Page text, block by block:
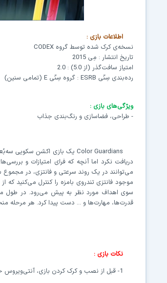
اطلاعات بازی :
نسخه‌ی کرک شده توسط گروه CODEX
تاریخ انتشار : مِی 2015
امتیاز سافت‌گذر (از 5.0) : 2.0
رده‌بندی سِنّی ESRB : گروه سِنّی E (تمامی سنین)
ویژگی‌های بازی :
- طراحی، فضاسازی و رنگ‌بندی جذاب
Color Guardians یک بازی اکشن سکویی
دریافت نکرد اما آنچه که فرای امتیازات و
می‌توانند در یک روند سرعتی و فانتزی، در
موجود فانتزی تندروی بامزه را کنترل می‌کنید
سوی اهداف مورد نظر به پیش می‌رود. در طول
قدرت‌ها، مهارت‌ها و ... دست پیدا کرد. هر
نکات بازی :
1- قبل از نصب و کرک کردن بازی، آنتی‌ویروس خود را غیرفعال کنید.